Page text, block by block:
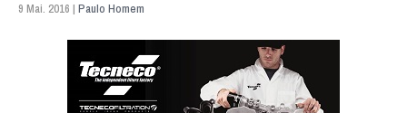
9 Mai. 2016 | Paulo Homem